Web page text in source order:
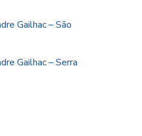
Gailhac – São
Gailhac – Serra